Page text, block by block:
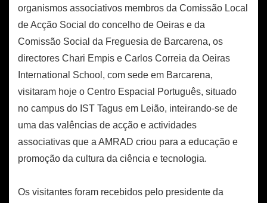
organismos associativos membros da Comissão Local
de Acção Social do concelho de Oeiras e da
Comissão Social da Freguesia de Barcarena, os
directores Chari Empis e Carlos Correia da Oeiras
International School, com sede em Barcarena,
visitaram hoje o Centro Espacial Português, situado
no campus do IST Tagus em Leião, inteirando-se de
uma das valências de acção e actividades
associativas que a AMRAD criou para a educação e
promoção da cultura da ciência e tecnologia.
Os visitantes foram recebidos pelo presidente da